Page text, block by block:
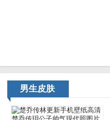
男生皮肤